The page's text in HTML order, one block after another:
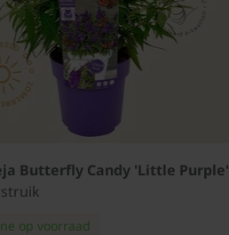
Butterfly Candy 'Little Purple'
op voorraad